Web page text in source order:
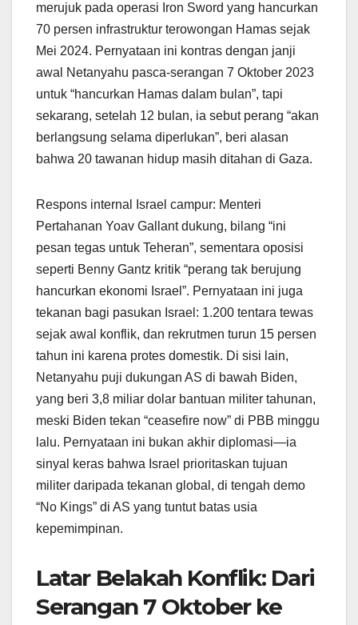
merujuk pada operasi Iron Sword yang hancurkan
70 persen infrastruktur terowongan Hamas sejak
Mei 2024. Pernyataan ini kontras dengan janji
awal Netanyahu pasca-serangan 7 Oktober 2023
untuk “hancurkan Hamas dalam bulan”, tapi
sekarang, setelah 12 bulan, ia sebut perang “akan
berlangsung selama diperlukan”, beri alasan
bahwa 20 tawanan hidup masih ditahan di Gaza.
Respons internal Israel campur: Menteri
Pertahanan Yoav Gallant dukung, bilang “ini
pesan tegas untuk Teheran”, sementara oposisi
seperti Benny Gantz kritik “perang tak berujung
hancurkan ekonomi Israel”. Pernyataan ini juga
tekanan bagi pasukan Israel: 1.200 tentara tewas
sejak awal konflik, dan rekrutmen turun 15 persen
tahun ini karena protes domestik. Di sisi lain,
Netanyahu puji dukungan AS di bawah Biden,
yang beri 3,8 miliar dolar bantuan militer tahunan,
meski Biden tekan “ceasefire now” di PBB minggu
lalu. Pernyataan ini bukan akhir diplomasi—ia
sinyal keras bahwa Israel prioritaskan tujuan
militer daripada tekanan global, di tengah demo
“No Kings” di AS yang tuntut batas usia
kepemimpinan.
Latar Belakah Konflik: Dari
Serangan 7 Oktober ke